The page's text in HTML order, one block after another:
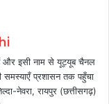
और इसी नाम से यूट्यूब चैनल
प्रशासन तक पहुँचा
नेवरा, रायपुर (छत्तीसगढ़)